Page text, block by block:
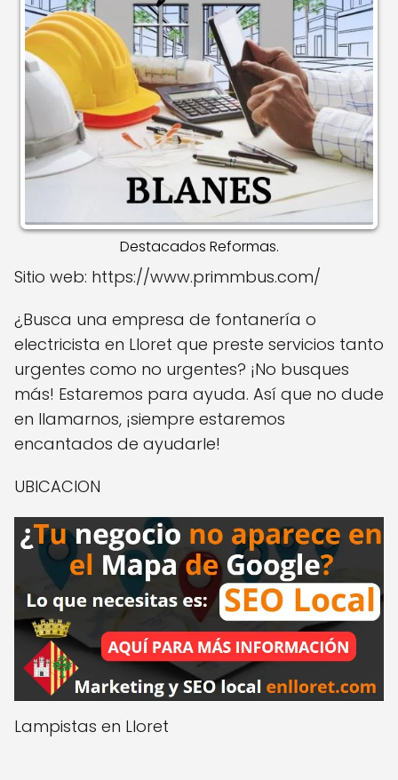
Destacados Reformas.
Sitio web: https://www.primmbus.com/
¿Busca una empresa de fontanería o
electricista en Lloret que preste servicios tanto
urgentes como no urgentes? ¡No busques
más! Estaremos para ayuda. Así que no dude
en llamarnos, ¡siempre estaremos
encantados de ayudarle!
UBICACION
Lampistas en Lloret